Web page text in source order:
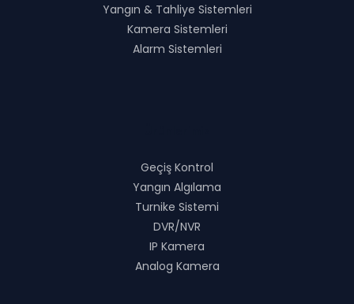
Yangın & Tahliye Sistemleri
Kamera Sistemleri
Alarm Sistemleri
Geçiş Kontrol
Yangın Algılama
Turnike Sistemi
DVR/NVR
IP Kamera
Analog Kamera